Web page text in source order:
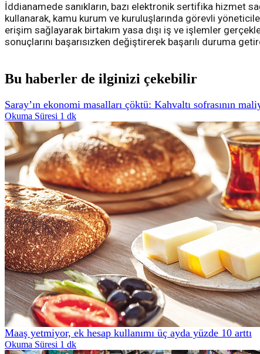
İddianamede sanıkların, bazı elektronik sertifika hizmet
kullanarak, kamu kurum ve kuruluşlarında görevli
erişim sağlayarak birtakım yasa dışı iş ve işlemler
sonuçlarını başarısızken değiştirerek başarılı duruma
Bu haberler de ilginizi çekebilir
Saray’ın ekonomi masalları çöktü: Kahvaltı sofrasının
Okuma Süresi 1 dk
Maaş yetmiyor, ek hesap kullanımı üç ayda yüzde 10 arttı
Okuma Süresi 1 dk